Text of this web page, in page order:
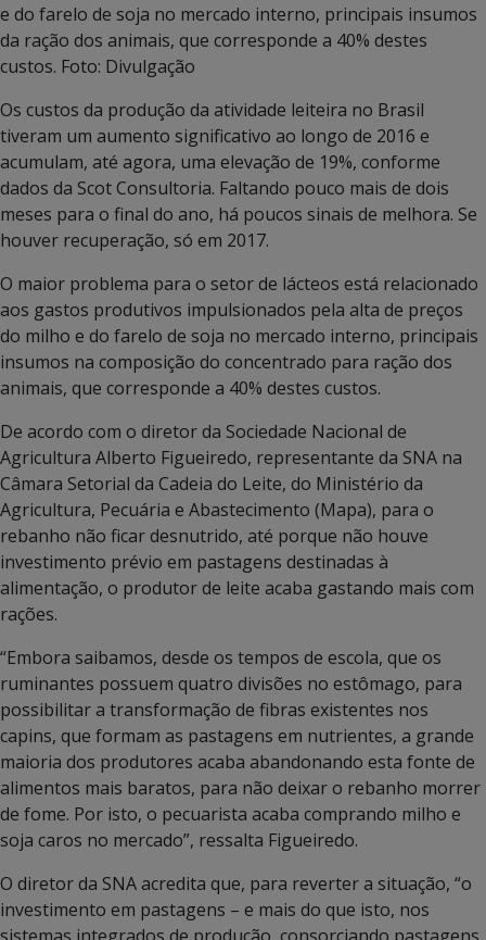
e do farelo de soja no mercado interno, principais insumos
da ração dos animais, que corresponde a 40% destes
custos. Foto: Divulgação
Os custos da produção da atividade leiteira no Brasil
tiveram um aumento significativo ao longo de 2016 e
acumulam, até agora, uma elevação de 19%, conforme
dados da Scot Consultoria. Faltando pouco mais de dois
meses para o final do ano, há poucos sinais de melhora. Se
houver recuperação, só em 2017.
O maior problema para o setor de lácteos está relacionado
aos gastos produtivos impulsionados pela alta de preços
do milho e do farelo de soja no mercado interno, principais
insumos na composição do concentrado para ração dos
animais, que corresponde a 40% destes custos.
De acordo com o diretor da Sociedade Nacional de
Agricultura Alberto Figueiredo, representante da SNA na
Câmara Setorial da Cadeia do Leite, do Ministério da
Agricultura, Pecuária e Abastecimento (Mapa), para o
rebanho não ficar desnutrido, até porque não houve
investimento prévio em pastagens destinadas à
alimentação, o produtor de leite acaba gastando mais com
rações.
“Embora saibamos, desde os tempos de escola, que os
ruminantes possuem quatro divisões no estômago, para
possibilitar a transformação de fibras existentes nos
capins, que formam as pastagens em nutrientes, a grande
maioria dos produtores acaba abandonando esta fonte de
alimentos mais baratos, para não deixar o rebanho morrer
de fome. Por isto, o pecuarista acaba comprando milho e
soja caros no mercado”, ressalta Figueiredo.
O diretor da SNA acredita que, para reverter a situação, “o
investimento em pastagens – e mais do que isto, nos
sistemas integrados de produção, consorciando pastagens,